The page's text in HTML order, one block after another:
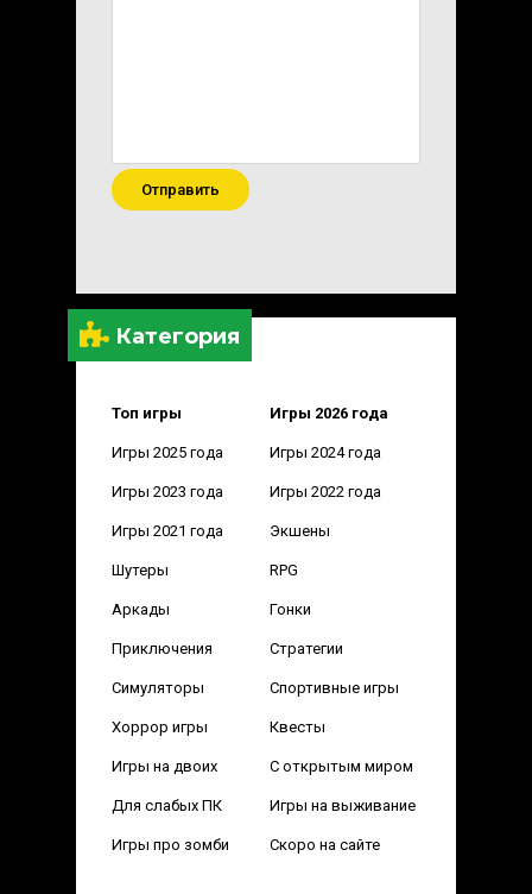
Категория
Топ игры Игры 2026 года
Игры 2025 года Игры 2024 года
Игры 2023 года Игры 2022 года
Игры 2021 года Экшены
Шутеры RPG
Аркады Гонки
Приключения Стратегии
Симуляторы Спортивные игры
Хоррор игры Квесты
Игры на двоих С открытым миром
Для слабых ПК Игры на выживание
Игры про зомби Скоро на сайте
Отправить